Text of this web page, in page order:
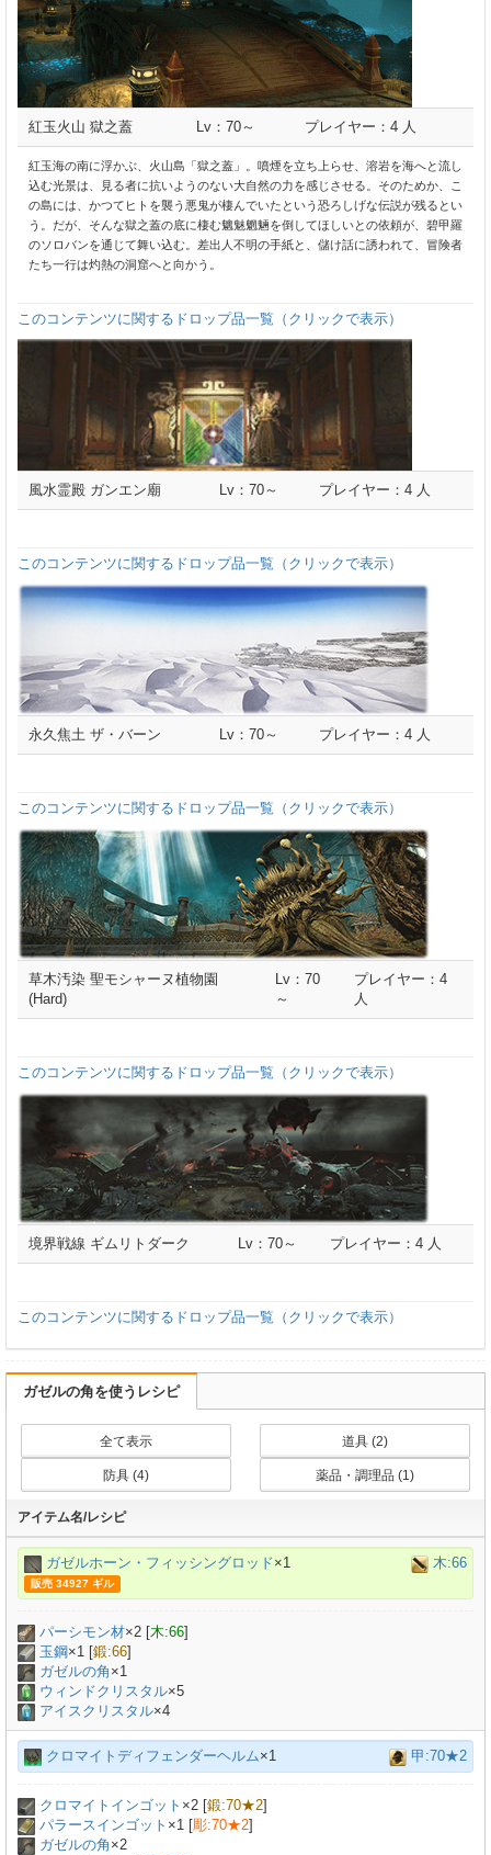
紅玉火山 獄之蓋 Lv：70～ プレイヤー：4 人
紅玉海の南に浮かぶ、火山島「獄之蓋」。噴煙を立ち上らせ、溶岩を海へと流し
込む光景は、見る者に抗いようのない大自然の力を感じさせる。そのためか、こ
の島には、かつてヒトを襲う悪鬼が棲んでいたという恐ろしげな伝説が残るとい
う。だが、そんな獄之蓋の底に棲む魑魅魍魎を倒してほしいとの依頼が、碧甲羅
のソロバンを通じて舞い込む。差出人不明の手紙と、儲け話に誘われて、冒険者
たち一行は灼熱の洞窟へと向かう。
このコンテンツに関するドロップ品一覧（クリックで表示）
風水霊殿 ガンエン廟 Lv：70～ プレイヤー：4 人
このコンテンツに関するドロップ品一覧（クリックで表示）
永久焦土 ザ・バーン Lv：70～ プレイヤー：4 人
このコンテンツに関するドロップ品一覧（クリックで表示）
草木汚染 聖モシャーヌ植物園
(Hard)
Lv：70
～
プレイヤー：4
人
このコンテンツに関するドロップ品一覧（クリックで表示）
境界戦線 ギムリトダーク Lv：70～ プレイヤー：4 人
このコンテンツに関するドロップ品一覧（クリックで表示）
ガゼルの角を使うレシピ
全て表示 道具 (2)
防具 (4) 薬品・調理品 (1)
アイテム名/レシピ
ガゼルホーン・フィッシングロッド×1 木:66
販売 34927 ギル
パーシモン材×2 [木:66]
玉鋼×1 [鍛:66]
ガゼルの角 ×1
ウィンドクリスタル×5
アイスクリスタル×4
クロマイトディフェンダーヘルム×1 甲:70★2
クロマイトインゴット ×2 [鍛:70★2]
パラースインゴット ×1 [彫:70★2]
ガゼルの角 ×2